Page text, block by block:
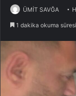
ÜMİT SAVĞA
1 dakika okuma süresi